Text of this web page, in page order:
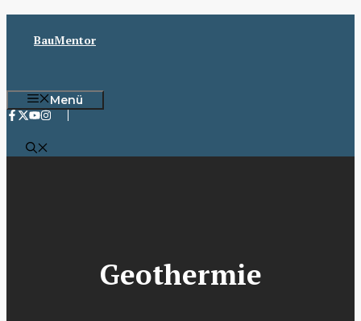
InhaltBauMentor
Menü
Geothermie